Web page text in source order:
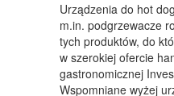
Urządzenia do hot
m.in. podgrzewacze
tych produktów, do
w szerokiej ofercie
gastronomicznej
Wspomniane wyżej